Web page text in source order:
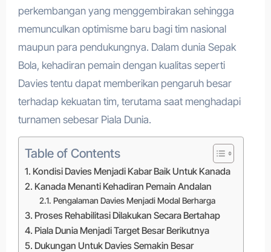
perkembangan yang menggembirakan sehingga
memunculkan optimisme baru bagi tim nasional
maupun para pendukungnya. Dalam dunia Sepak
Bola, kehadiran pemain dengan kualitas seperti
Davies tentu dapat memberikan pengaruh besar
terhadap kekuatan tim, terutama saat menghadapi
turnamen sebesar Piala Dunia.
Table of Contents
Kondisi Davies Menjadi Kabar Baik Untuk Kanada
Kanada Menanti Kehadiran Pemain Andalan
Pengalaman Davies Menjadi Modal Berharga
Proses Rehabilitasi Dilakukan Secara Bertahap
Piala Dunia Menjadi Target Besar Berikutnya
Dukungan Untuk Davies Semakin Besar